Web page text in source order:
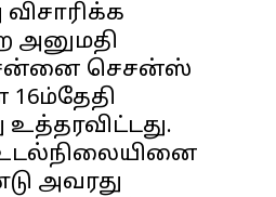
அனுமதி
செசன்ஸ்
அவரது